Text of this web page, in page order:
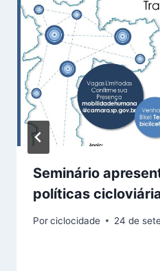
Seminário
políticas
Porciclocidade 24 de